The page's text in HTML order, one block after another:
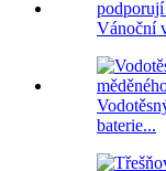
Vánoční
baterie...